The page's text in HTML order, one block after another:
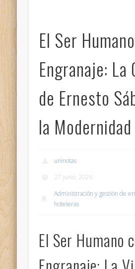
El Ser
Engranaje:
de Ernesto
la Modernidad
uninotas
27 junio, 2026
Administración y gestión de
hoteleras
El Ser Humano